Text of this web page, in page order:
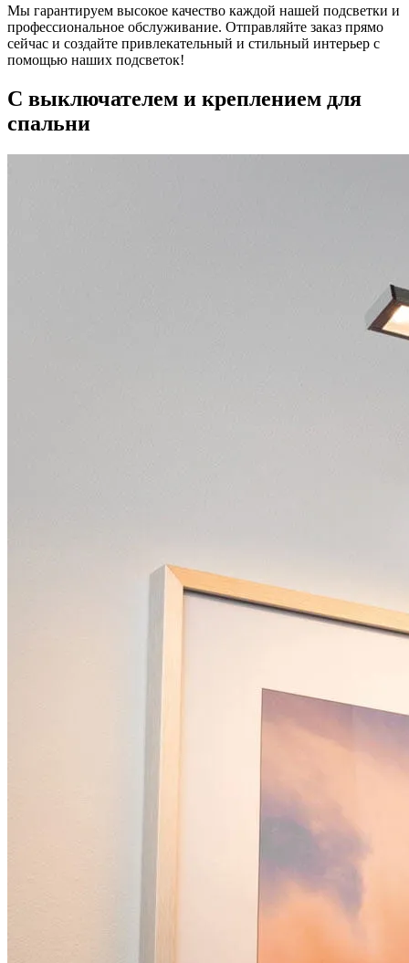
Мы гарантируем высокое качество каждой нашей подсветки и
профессиональное обслуживание. Отправляйте заказ прямо
сейчас и создайте привлекательный и стильный интерьер с
помощью наших подсветок!
С выключателем и креплением для
спальни